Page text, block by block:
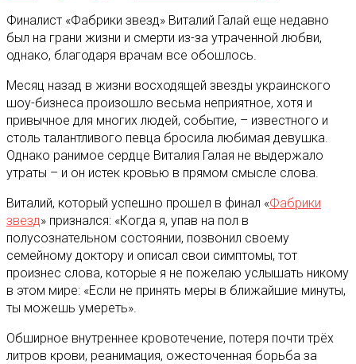
Финалист «Фабрики звезд» Виталий Галай еще недавно
был на грани жизни и смерти из-за утраченной любви,
однако, благодаря врачам все обошлось.
Месяц назад в жизни восходящей звезды украинского
шоу-бизнеса произошло весьма неприятное, хотя и
привычное для многих людей, событие, – известного и
столь талантливого певца бросила любимая девушка.
Однако ранимое сердце Виталия Галая не выдержало
утраты – и он истек кровью в прямом смысле слова.
Виталий, который успешно прошел в финал «Фабрики
звезд» признался: «Когда я, упав на пол в
полусознательном состоянии, позвонил своему
семейному доктору и описал свои симптомы, тот
произнес слова, которые я не пожелаю услышать никому
в этом мире: «Если не принять меры в ближайшие минуты,
ты можешь умереть».
Обширное внутреннее кровотечение, потеря почти трёх
литров крови, реанимация, ожесточенная борьба за